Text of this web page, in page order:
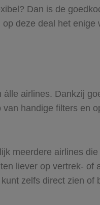
Dan is de
deze deal het
airlines. Dankzij
handige filters en
meerdere airlines
liever op vertrek- of
zelfs direct zien